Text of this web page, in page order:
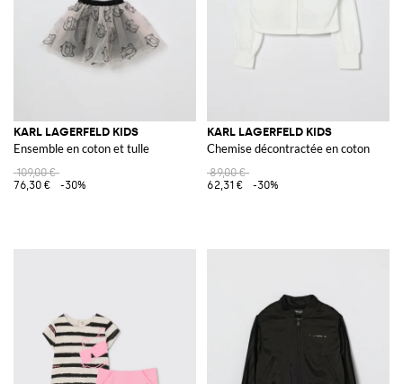
KARL LAGERFELD KIDS
Ensemble en coton et tulle
109,00 €
76,30 €
-30%
KARL LAGERFELD KIDS
Chemise décontractée en coton
89,00 €
62,31 €
-30%